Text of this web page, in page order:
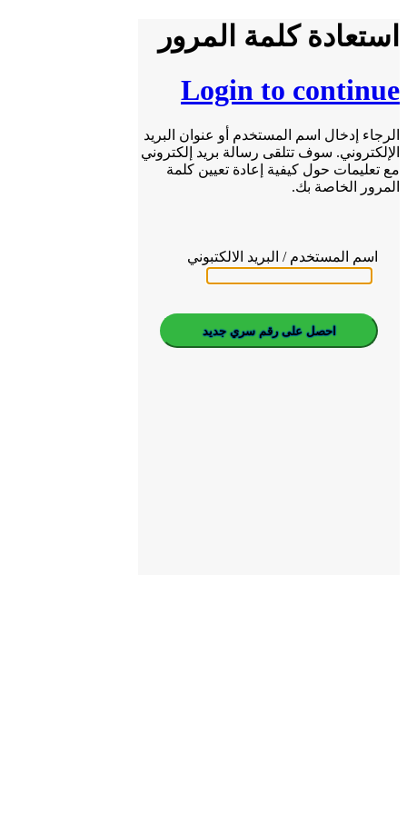
استعادة كلمة المرور
Login to continue
الرجاء إدخال اسم المستخدم أو عنوان البريد
الإلكتروني. سوف تتلقى رسالة بريد إلكتروني
مع تعليمات حول كيفية إعادة تعيين كلمة
المرور الخاصة بك.
اسم المستخدم / البريد الالكتبوني